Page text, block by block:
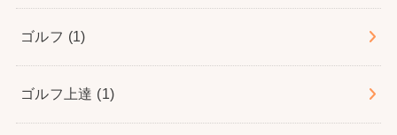
ゴルフ (1)
ゴルフ上達 (1)